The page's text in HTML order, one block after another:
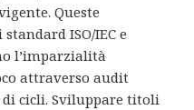
Queste
ISO/IEC e
l’imparzialità
attraverso audit
cicli. Sviluppare titoli